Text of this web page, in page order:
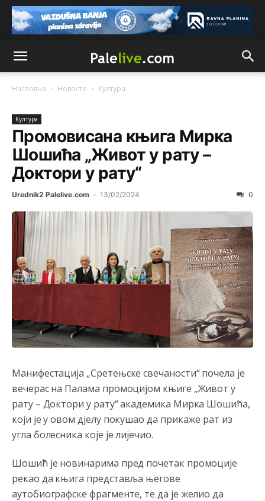
Насловна Новости Култура
Култура
Промовисана књига Мирка
Шошића „Живот у рату –
Доктори у рату“
Urednik2 Palelive.com - 13/02/2024 0
Манифестација „Сретењске свечаности“ почела је
вечерас на Палама промоцијом књиге „Живот у
рату – Доктори у рату“ академика Мирка Шошића,
који је у овом д‌јелу покушао да прикаже рат из
угла болесника које је лијечио.
Шошић је новинарима пред почетак промоције
рекао да књига представља његове
аутобиографске фрагменте, те да је желио да